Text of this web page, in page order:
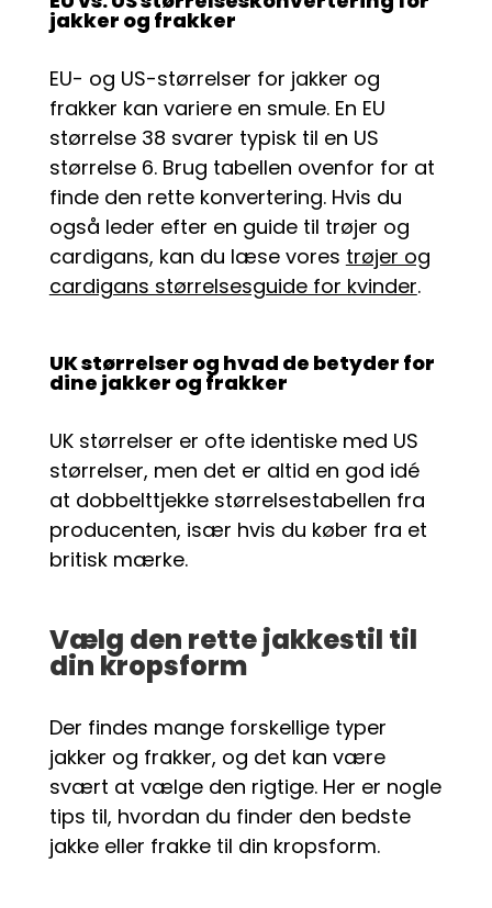
jakker og frakker
EU- og US-størrelser for jakker og
frakker kan variere en smule. En EU
størrelse 38 svarer typisk til en US
størrelse 6. Brug tabellen ovenfor for at
finde den rette konvertering. Hvis du
også leder efter en guide til trøjer og
cardigans, kan du læse vores trøjer og
cardigans størrelsesguide for kvinder.
UK størrelser og hvad de betyder for
dine jakker og frakker
UK størrelser er ofte identiske med US
størrelser, men det er altid en god idé
at dobbelttjekke størrelsestabellen fra
producenten, især hvis du køber fra et
britisk mærke.
Vælg den rette jakkestil til
din kropsform
Der findes mange forskellige typer
jakker og frakker, og det kan være
svært at vælge den rigtige. Her er nogle
tips til, hvordan du finder den bedste
jakke eller frakke til din kropsform.